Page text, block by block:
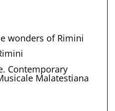
wonders of Rimini
Contemporary
Malatestiana